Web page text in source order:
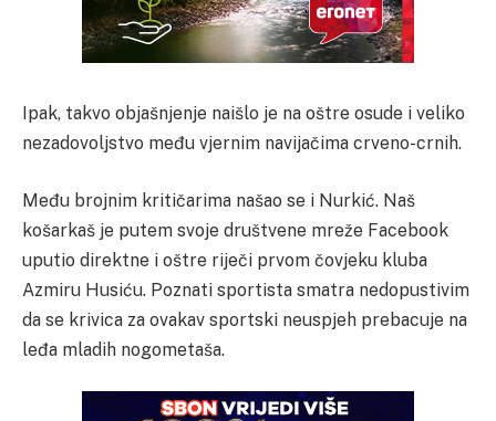
Ipak, takvo objašnjenje naišlo je na oštre osude i veliko
nezadovoljstvo među vjernim navijačima crveno-crnih.
Među brojnim kritičarima našao se i Nurkić. Naš
košarkaš je putem svoje društvene mreže Facebook
uputio direktne i oštre riječi prvom čovjeku kluba
Azmiru Husiću. Poznati sportista smatra nedopustivim
da se krivica za ovakav sportski neuspjeh prebacuje na
leđa mladih nogometaša.